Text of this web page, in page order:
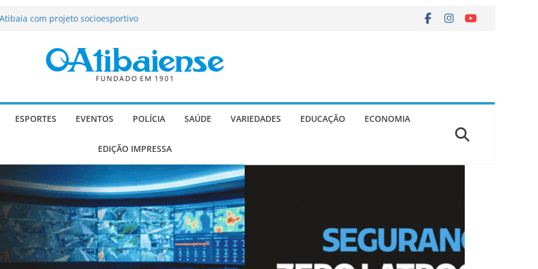
e Morango abre programação
infantis e valorização dos produtores
a deputado estadual é
ESPORTES EVENTOS POLÍCIA SAÚDE VARIEDADES EDUCAÇÃO ECONOMIA
EDIÇÃO IMPRESSA